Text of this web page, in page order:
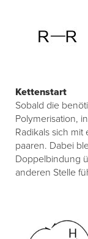
Kettenstart
Sobald die
Polymerisation,
Radikals sich
paaren. Dabei
Doppelbindung
anderen Stelle